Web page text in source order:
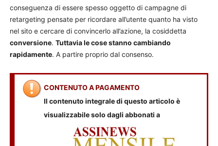
conseguenza di essere spesso oggetto di campagne di
retargeting pensate per ricordare all’utente quanto ha visto
nel sito e cercare di convincerlo all’azione, la cosiddetta
conversione. Tuttavia le cose stanno cambiando
rapidamente. A partire proprio dal consenso.
CONTENUTO A PAGAMENTO
Il contenuto integrale di questo articolo è
visualizzabile solo dagli abbonati a